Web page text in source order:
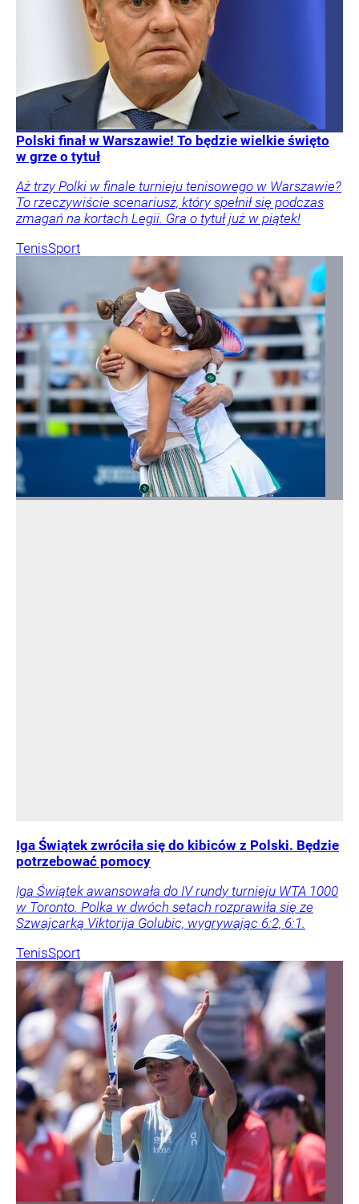
Polski finał w Warszawie! To będzie wielkie święto
w grze o tytuł
Aż trzy Polki w finale turnieju tenisowego w Warszawie?
To rzeczywiście scenariusz, który spełnił się podczas
zmagań na kortach Legii. Gra o tytuł już w piątek!
TenisSport
Iga Świątek zwróciła się do kibiców z Polski. Będzie
potrzebować pomocy
Iga Świątek awansowała do IV rundy turnieju WTA 1000
w Toronto. Polka w dwóch setach rozprawiła się ze
Szwajcarką Viktorija Golubic, wygrywając 6:2, 6:1.
TenisSport